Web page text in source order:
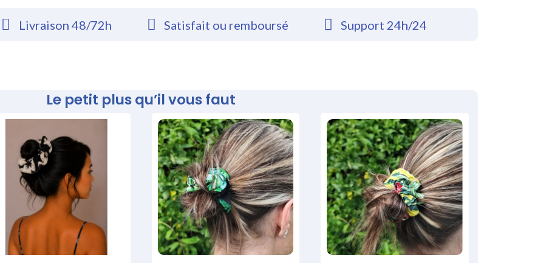
Livraison 48/72h Satisfait ou remboursé Support 24h/24
Le petit plus qu’il vous faut